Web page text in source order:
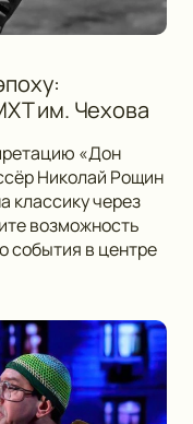
им. Чехова
«Дон
Николай Рощин
классику через
возможность
события в центре